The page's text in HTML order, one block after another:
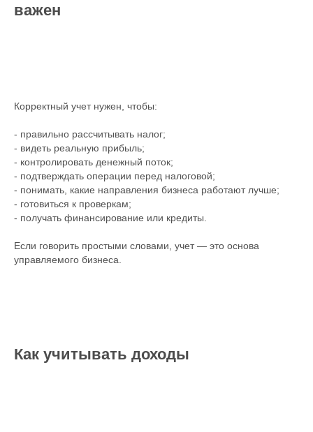
важен
Корректный учет нужен, чтобы:
- правильно рассчитывать налог;
- видеть реальную прибыль;
- контролировать денежный поток;
- подтверждать операции перед налоговой;
- понимать, какие направления бизнеса работают лучше;
- готовиться к проверкам;
- получать финансирование или кредиты.
Если говорить простыми словами, учет — это основа
управляемого бизнеса.
Как учитывать доходы